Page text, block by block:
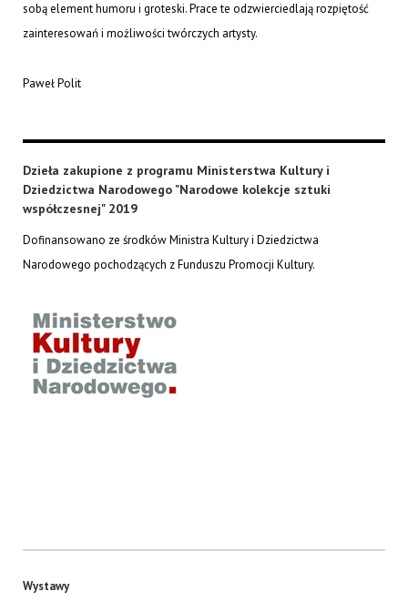
sobą element humoru i groteski. Prace te odzwierciedlają rozpiętość
zainteresowań i możliwości twórczych artysty.
Paweł Polit
Dzieła zakupione z programu Ministerstwa Kultury i
Dziedzictwa Narodowego "Narodowe kolekcje sztuki
współczesnej" 2019
Dofinansowano ze środków Ministra Kultury i Dziedzictwa
Narodowego pochodzących z Funduszu Promocji Kultury.
Wystawy